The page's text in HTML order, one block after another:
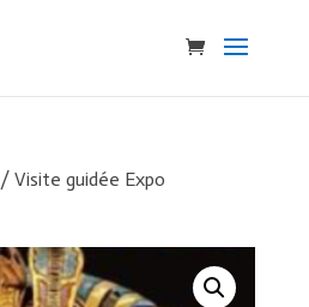
/ Visite guidée Expo